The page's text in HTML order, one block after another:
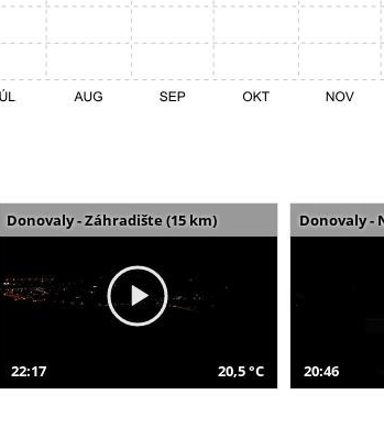
Donovaly - Záhradište (15 km)
22:17 20,5 °C
Donovaly -
20:46